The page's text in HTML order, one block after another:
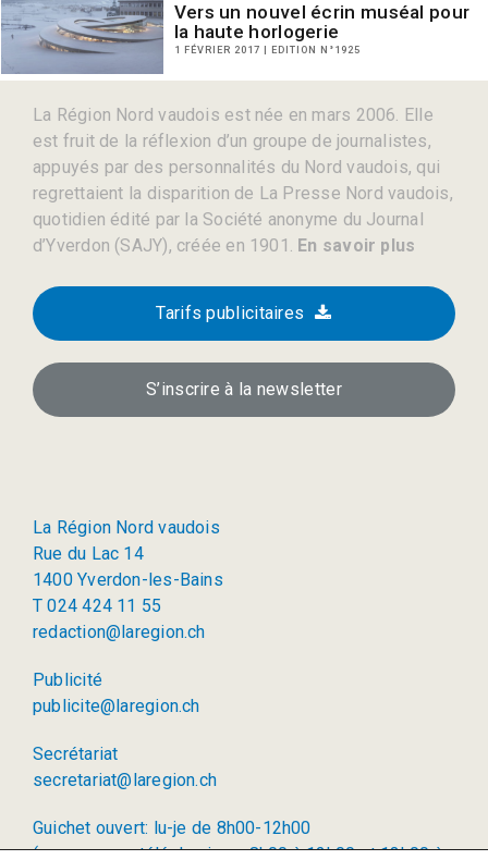
Vers un nouvel écrin muséal pour
la haute horlogerie
1 FÉVRIER 2017 | EDITION N°1925
La Région Nord vaudois est née en mars 2006. Elle
est fruit de la réflexion d’un groupe de journalistes,
appuyés par des personnalités du Nord vaudois, qui
regrettaient la disparition de La Presse Nord vaudois,
quotidien édité par la Société anonyme du Journal
d’Yverdon (SAJY), créée en 1901. En savoir plus
Tarifs publicitaires
S’inscrire à la newsletter
La Région Nord vaudois
Rue du Lac 14
1400 Yverdon-les-Bains
T 024 424 11 55
redaction@laregion.ch
Publicité
publicite@laregion.ch
Secrétariat
secretariat@laregion.ch
Guichet ouvert: lu-je de 8h00-12h00
(permanence téléphonique: 8h00 à 12h00 et 13h00 à